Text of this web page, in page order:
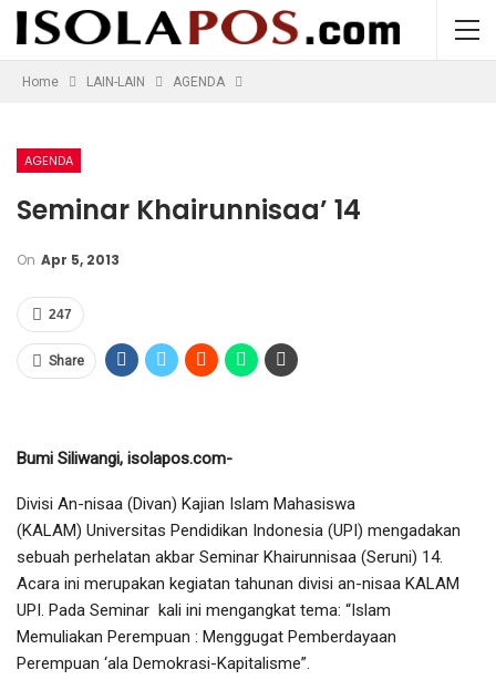
Home LAIN-LAIN AGENDA
AGENDA
Seminar Khairunnisaa’ 14
On Apr 5, 2013
247
Share
Bumi Siliwangi, isolapos.com-
Divisi An-nisaa (Divan) Kajian Islam Mahasiswa
(KALAM) Universitas Pendidikan Indonesia (UPI) mengadakan
sebuah perhelatan akbar Seminar Khairunnisaa (Seruni) 14.
Acara ini merupakan kegiatan tahunan divisi an-nisaa KALAM
UPI. Pada Seminar kali ini mengangkat tema: “Islam
Memuliakan Perempuan : Menggugat Pemberdayaan
Perempuan ‘ala Demokrasi-Kapitalisme”.